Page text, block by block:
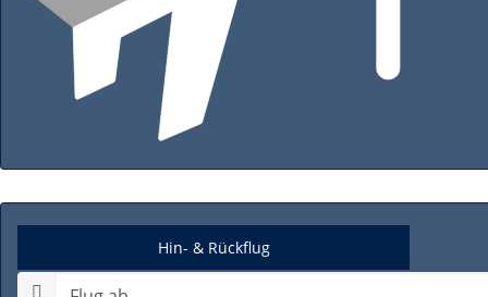
Hin- & Rückflug